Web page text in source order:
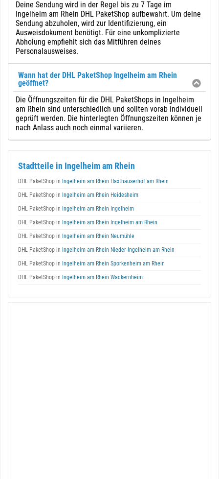
Deine Sendung wird in der Regel bis zu 7 Tage im
Ingelheim am Rhein DHL PaketShop aufbewahrt. Um deine
Sendung abzuholen, wird zur Identifizierung, ein
Ausweisdokument benötigt. Für eine unkomplizierte
Abholung empfiehlt sich das Mitführen deines
Personalausweises.
Wann hat der DHL PaketShop Ingelheim am Rhein
geöffnet?
Die Öffnungszeiten für die DHL PaketShops in Ingelheim
am Rhein sind unterschiedlich und sollten vorab individuell
geprüft werden. Die hinterlegten Öffnungszeiten können je
nach Anlass auch noch einmal variieren.
Stadtteile in Ingelheim am Rhein
DHL PaketShop in Ingelheim am Rhein Haxthäuserhof am Rhein
DHL PaketShop in Ingelheim am Rhein Heidesheim
DHL PaketShop in Ingelheim am Rhein Ingelheim
DHL PaketShop in Ingelheim am Rhein Ingelheim am Rhein
DHL PaketShop in Ingelheim am Rhein Neumühle
DHL PaketShop in Ingelheim am Rhein Nieder-Ingelheim am Rhein
DHL PaketShop in Ingelheim am Rhein Sporkenheim am Rhein
DHL PaketShop in Ingelheim am Rhein Wackernheim